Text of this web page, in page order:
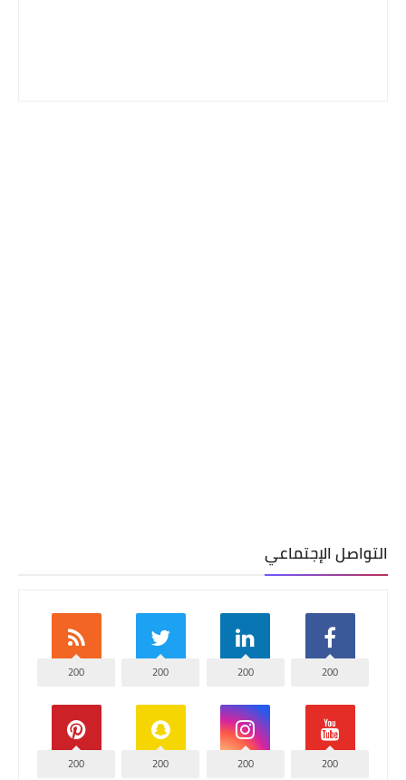
التواصل الإجتماعي
200
200
200
200
200
200
200
200